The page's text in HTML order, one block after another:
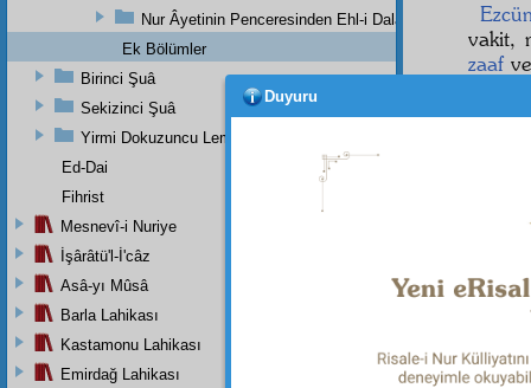
vakit,
zaaf
iman
Nur Âyetinin Penceresinden Ehl-i Dalalet İle Eh-i
Ek Bölümler
Birinci Şuâ
Sekizinci Şuâ
Yirmi Dokuzuncu Lem'adan İkinci Bab
Ed-Dai
Fihrist
Mesnevî-i Nuriye
İşârâtü'l-İ'câz
Asâ-yı Mûsâ
Barla Lahikası
Kastamonu Lahikası
Emirdağ Lahikası
Duyuru